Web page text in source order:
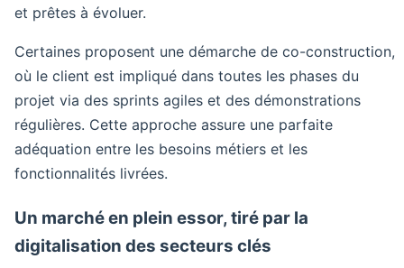
et prêtes à évoluer.
Certaines proposent une démarche de co-construction,
où le client est impliqué dans toutes les phases du
projet via des sprints agiles et des démonstrations
régulières. Cette approche assure une parfaite
adéquation entre les besoins métiers et les
fonctionnalités livrées.
Un marché en plein essor, tiré par la
digitalisation des secteurs clés